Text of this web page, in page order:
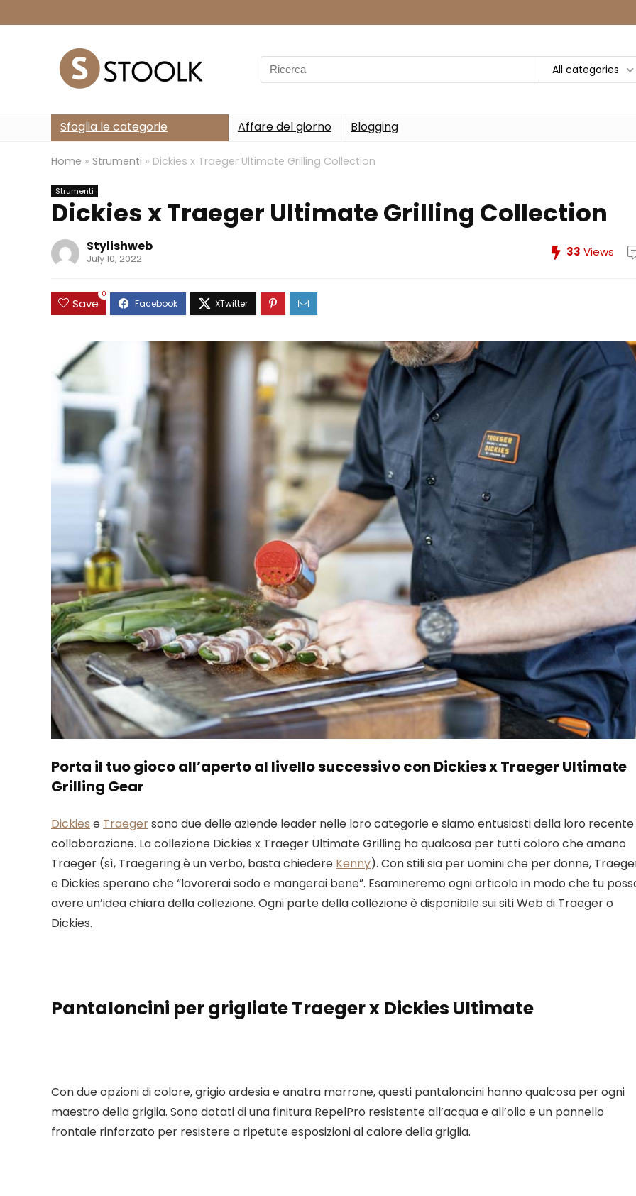
Search
for:
All categories
Sfoglia le categorie Affare del giorno Blogging
Home » Strumenti » Dickies x Traeger Ultimate Grilling Collection
Strumenti
Dickies x Traeger Ultimate Grilling Collection
Stylishweb
July 10, 2022 33 Views
Save
0
Porta il tuo gioco all’aperto al livello successivo con Dickies x Traeger Ultimate
Grilling Gear
Dickies e Traegersono due delle aziende leader nelle loro categorie e siamo entusiasti della loro recente
collaborazione. La collezione Dickies x Traeger Ultimate Grilling ha qualcosa per tutti coloro che amano
Traeger (sì, Traegering è un verbo, basta chiedere Kenny). Con stili sia per uomini che per donne,
e Dickies sperano che “lavorerai sodo e mangerai bene”. Esamineremo ogni articolo in modo che tu
avere un’idea chiara della collezione. Ogni parte della collezione è disponibile sui siti Web di Traeger o
Dickies.
Pantaloncini per grigliate Traeger x Dickies Ultimate
Con due opzioni di colore, grigio ardesia e anatra marrone, questi pantaloncini hanno qualcosa per ogni
maestro della griglia. Sono dotati di una finitura RepelPro resistente all’acqua e all’olio e un pannello
frontale rinforzato per resistere a ripetute esposizioni al calore della griglia.